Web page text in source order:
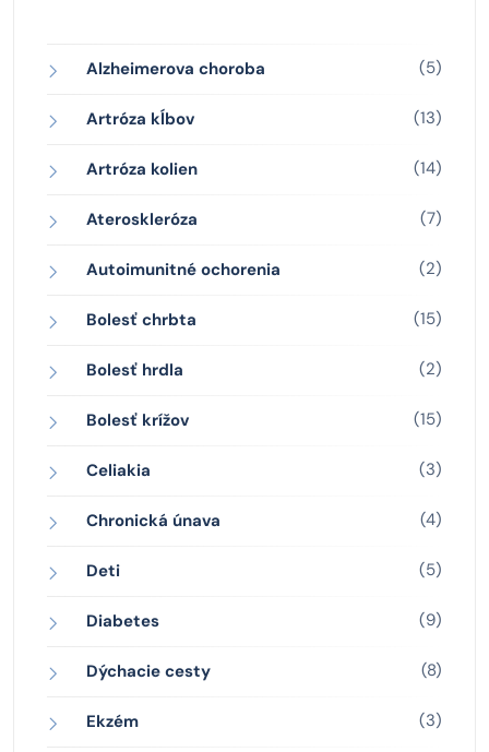
Alzheimerova choroba (5)
Artróza kĺbov (13)
Artróza kolien (14)
Ateroskleróza (7)
Autoimunitné ochorenia (2)
Bolesť chrbta (15)
Bolesť hrdla (2)
Bolesť krížov (15)
Celiakia (3)
Chronická únava (4)
Deti (5)
Diabetes (9)
Dýchacie cesty (8)
Ekzém (3)